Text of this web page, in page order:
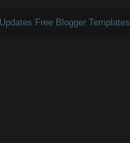
Free Blogger Templates